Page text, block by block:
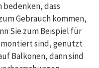
bedenken, dass
Gebrauch kommen,
Sie zum Beispiel für
montiert sind, genutzt
Balkonen, dann sind